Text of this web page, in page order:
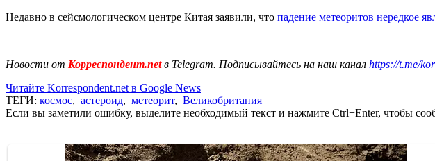
Недавно в сейсмологическом центре Китая заявили, что падение метеоритов нередкое
Новости от Корреспондент.netв Telegram. Подписывайтесь на наш канал https://t.me/
Читайте Korrespondent.net в Google News
ТЕГИ: космос, астероид, метеорит, Великобритания
Если вы заметили ошибку, выделите необходимый текст и нажмите Ctrl+Enter, чтобы